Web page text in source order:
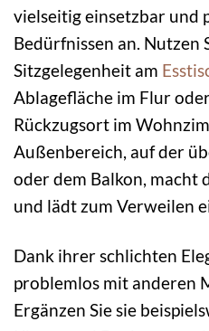
vielseitig einsetzbar und
Bedürfnissen an. Nutzen
Sitzgelegenheit am
Ablagefläche im Flur
Rückzugsort im
Außenbereich, auf der
oder dem Balkon, macht
und lädt zum Verweilen
Dank ihrer schlichten
problemlos mit anderen
Ergänzen Sie sie